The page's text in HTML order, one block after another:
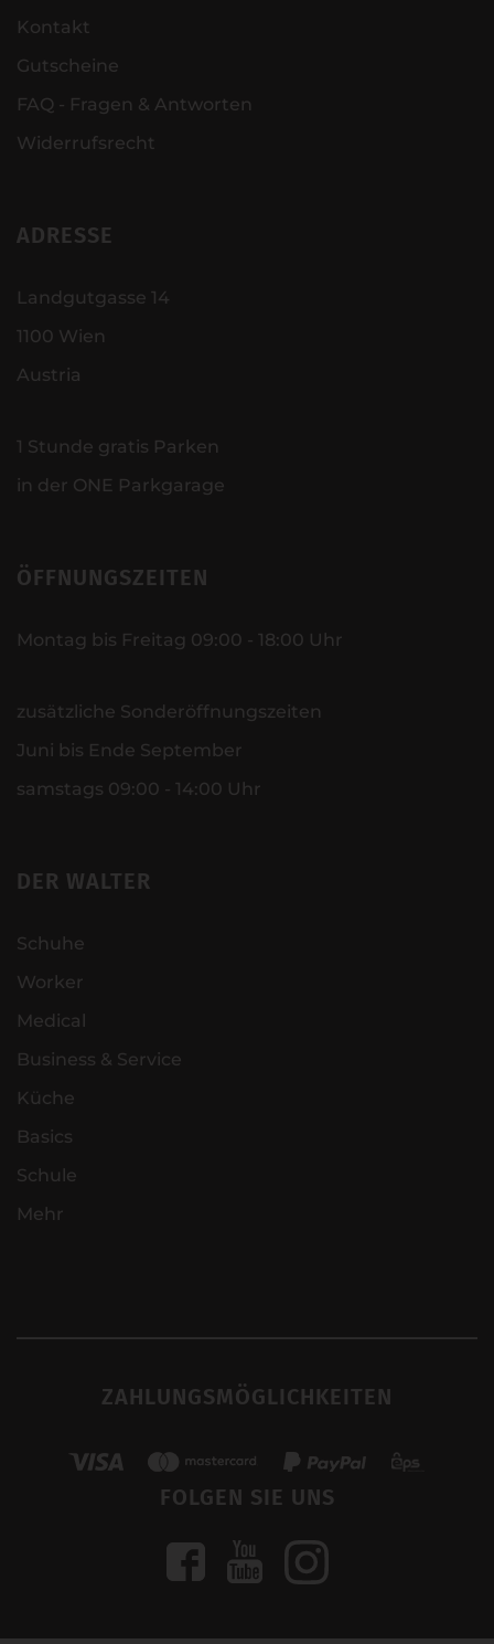
Kontakt
Gutscheine
FAQ - Fragen & Antworten
Widerrufsrecht
ADRESSE
Landgutgasse 14
1100 Wien
Austria
1 Stunde gratis Parken
in der ONE Parkgarage
ÖFFNUNGSZEITEN
Montag bis Freitag 09:00 - 18:00 Uhr
zusätzliche Sonderöffnungszeiten
Juni bis Ende September
samstags 09:00 - 14:00 Uhr
DER WALTER
Schuhe
Worker
Medical
Business & Service
Küche
Basics
Schule
Mehr
ZAHLUNGSMÖGLICHKEITEN
FOLGEN SIE UNS